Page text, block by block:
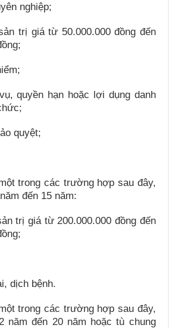
nghiệp;
trị giá từ 50.000.000 đồng đến
quyền hạn hoặc lợi dụng danh
quyệt;
trong các trường hợp sau đây,
đến 15 năm:
trị giá từ 200.000.000 đồng đến
dịch bệnh.
trong các trường hợp sau đây,
năm đến 20 năm hoặc tù chung